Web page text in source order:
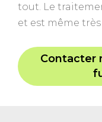
tout. Le
et est même
Contacter